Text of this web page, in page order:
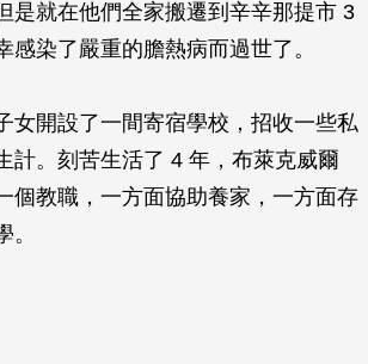
是就在他們全家搬遷到辛辛那提市 3
感染了嚴重的膽熱病而過世了。
女開設了一間寄宿學校，招收一些私
計。刻苦生活了 4 年，布萊克威爾
個教職，一方面協助養家，一方面存